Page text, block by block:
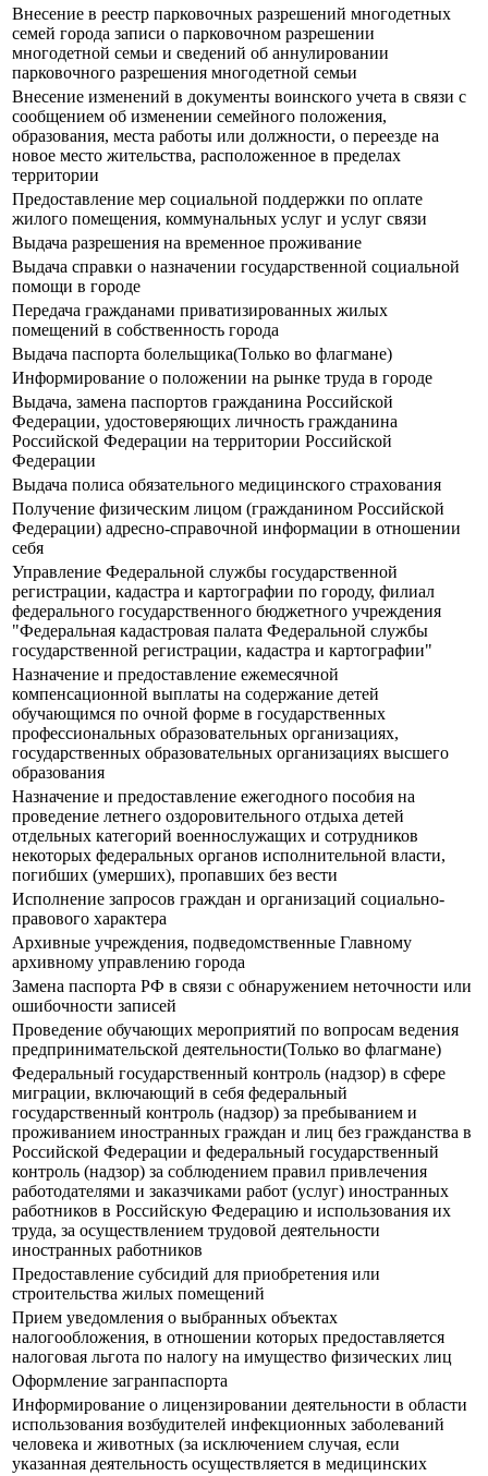
Внесение в реестр парковочных разрешений многодетных
семей города записи о парковочном разрешении
многодетной семьи и сведений об аннулировании
парковочного разрешения многодетной семьи
Внесение изменений в документы воинского учета в связи с
сообщением об изменении семейного положения,
образования, места работы или должности, о переезде на
новое место жительства, расположенное в пределах
территории
Предоставление мер социальной поддержки по оплате
жилого помещения, коммунальных услуг и услуг связи
Выдача разрешения на временное проживание
Выдача справки о назначении государственной социальной
помощи в городе
Передача гражданами приватизированных жилых
помещений в собственность города
Выдача паспорта болельщика(Только во флагмане)
Информирование о положении на рынке труда в городе
Выдача, замена паспортов гражданина Российской
Федерации, удостоверяющих личность гражданина
Российской Федерации на территории Российской
Федерации
Выдача полиса обязательного медицинского страхования
Получение физическим лицом (гражданином Российской
Федерации) адресно-справочной информации в отношении
себя
Управление Федеральной службы государственной
регистрации, кадастра и картографии по городу, филиал
федерального государственного бюджетного учреждения
"Федеральная кадастровая палата Федеральной службы
государственной регистрации, кадастра и картографии"
Назначение и предоставление ежемесячной
компенсационной выплаты на содержание детей
обучающимся по очной форме в государственных
профессиональных образовательных организациях,
государственных образовательных организациях высшего
образования
Назначение и предоставление ежегодного пособия на
проведение летнего оздоровительного отдыха детей
отдельных категорий военнослужащих и сотрудников
некоторых федеральных органов исполнительной власти,
погибших (умерших), пропавших без вести
Исполнение запросов граждан и организаций социально-
правового характера
Архивные учреждения, подведомственные Главному
архивному управлению города
Замена паспорта РФ в связи с обнаружением неточности или
ошибочности записей
Проведение обучающих мероприятий по вопросам ведения
предпринимательской деятельности(Только во флагмане)
Федеральный государственный контроль (надзор) в сфере
миграции, включающий в себя федеральный
государственный контроль (надзор) за пребыванием и
проживанием иностранных граждан и лиц без гражданства в
Российской Федерации и федеральный государственный
контроль (надзор) за соблюдением правил привлечения
работодателями и заказчиками работ (услуг) иностранных
работников в Российскую Федерацию и использования их
труда, за осуществлением трудовой деятельности
иностранных работников
Предоставление субсидий для приобретения или
строительства жилых помещений
Прием уведомления о выбранных объектах
налогообложения, в отношении которых предоставляется
налоговая льгота по налогу на имущество физических лиц
Оформление загранпаспорта
Информирование о лицензировании деятельности в области
использования возбудителей инфекционных заболеваний
человека и животных (за исключением случая, если
указанная деятельность осуществляется в медицинских